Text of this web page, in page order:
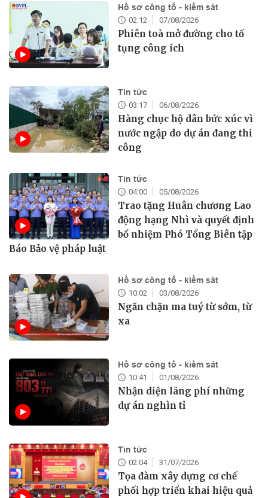
Hồ sơ công tố - kiểm sát
02:12 07/08/2026
Phiên toà mở đường cho tố
tụng công ích
Tin tức
03:17 06/08/2026
Hàng chục hộ dân bức xúc vì
nước ngập do dự án đang thi
công
Tin tức
04:00 05/08/2026
Trao tặng Huân chương Lao
động hạng Nhì và quyết định
bổ nhiệm Phó Tổng Biên tập
Báo Bảo vệ pháp luật
Hồ sơ công tố - kiểm sát
10:02 03/08/2026
Ngăn chặn ma tuý từ sớm, từ
xa
Hồ sơ công tố - kiểm sát
10:41 01/08/2026
Nhận diện lãng phí những
dự án nghìn tỉ
Tin tức
02:04 31/07/2026
Tọa đàm xây dựng cơ chế
phối hợp triển khai hiệu quả